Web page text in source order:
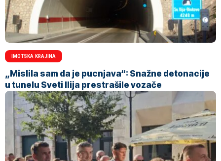
IMOTSKA KRAJINA
„Mislila sam da je pucnjava“: Snažne detonacije
u tunelu Sveti Ilija prestrašile vozače